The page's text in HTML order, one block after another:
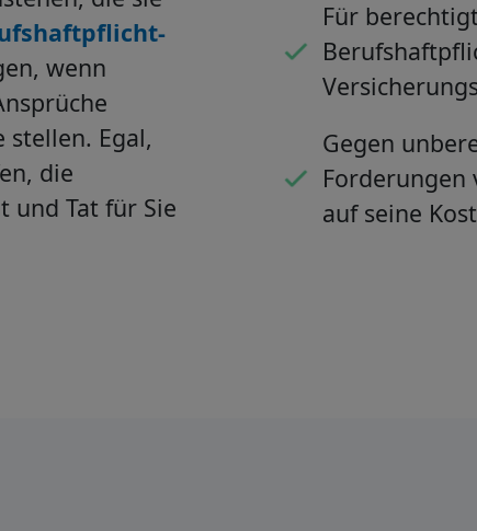
wenn
stellen. Egal,
die
und Tat für Sie
Für
Gegen
Forderungen
auf seine